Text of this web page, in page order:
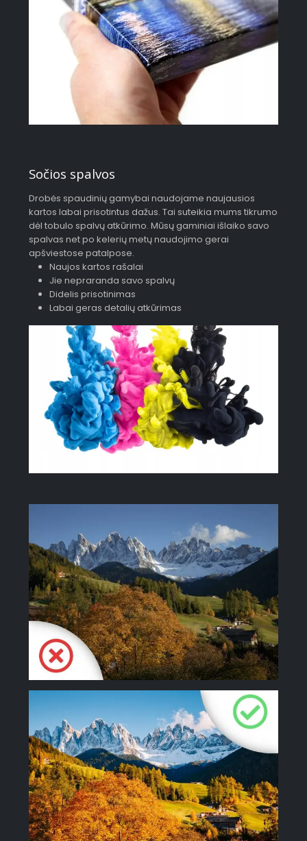
Sočios spalvos
Drobės spaudinių gamybai naudojame naujausios
kartos labai prisotintus dažus. Tai suteikia mums tikrumo
dėl tobulo spalvų atkūrimo. Mūsų gaminiai išlaiko savo
spalvas net po kelerių metų naudojimo gerai
apšviestose patalpose.
Naujos kartos rašalai
Jie nepraranda savo spalvų
Didelis prisotinimas
Labai geras detalių atkūrimas